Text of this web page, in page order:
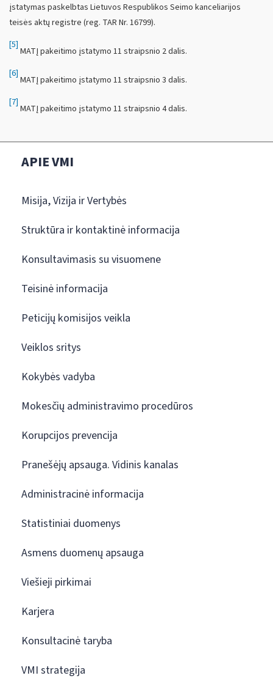
įstatymas paskelbtas Lietuvos Respublikos Seimo kanceliarijos
teisės aktų registre (reg. TAR Nr. 16799).
[5]
MATĮ pakeitimo įstatymo 11 straipsnio 2 dalis.
[6]
MATĮ pakeitimo įstatymo 11 straipsnio 3 dalis.
[7]
MATĮ pakeitimo įstatymo 11 straipsnio 4 dalis.
APIE VMI
Misija, Vizija ir Vertybės
Struktūra ir kontaktinė informacija
Konsultavimasis su visuomene
Teisinė informacija
Peticijų komisijos veikla
Veiklos sritys
Kokybės vadyba
Mokesčių administravimo procedūros
Korupcijos prevencija
Pranešėjų apsauga. Vidinis kanalas
Administracinė informacija
Statistiniai duomenys
Asmens duomenų apsauga
Viešieji pirkimai
Karjera
Konsultacinė taryba
VMI strategija